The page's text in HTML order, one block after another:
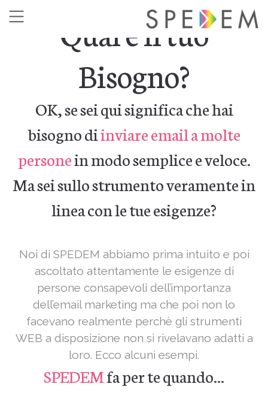
Qual è il tuo
Bisogno?
OK, se sei qui significa che hai
bisogno diinviare email a molte
personein modo semplice e veloce.
Ma sei sullo strumento veramente in
linea con le tue esigenze?
Noi di SPEDEM abbiamo prima intuito e poi
ascoltato attentamente le esigenze di
persone consapevoli dell’importanza
dell’email marketing ma che poi non lo
facevano realmente perchè gli strumenti
WEB a disposizione non si rivelavano adatti a
loro. Ecco alcuni esempi.
SPEDEMfa per te quando...